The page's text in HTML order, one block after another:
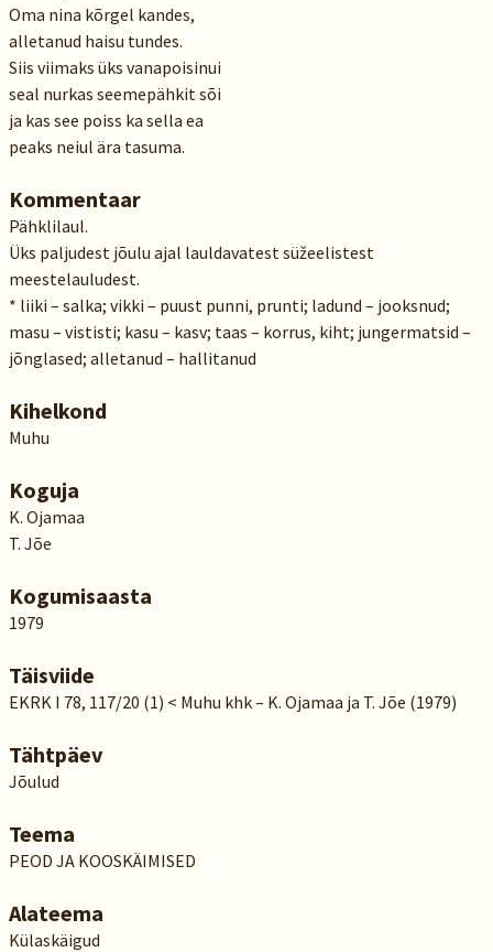
Oma nina kõrgel kandes,
alletanud haisu tundes.
Siis viimaks üks vanapoisinui
seal nurkas seemepähkit sõi
ja kas see poiss ka sella ea
peaks neiul ära tasuma.
Kommentaar
Pähklilaul.
Üks paljudest jõulu ajal lauldavatest süžeelistest
meestelauludest.
* liiki – salka; vikki – puust punni, prunti; ladund – jooksnud;
masu – vististi; kasu – kasv; taas – korrus, kiht; jungermatsid –
jõnglased; alletanud – hallitanud
Kihelkond
Muhu
Koguja
K. Ojamaa
T. Jõe
Kogumisaasta
1979
Täisviide
EKRK I 78, 117/20 (1) < Muhu khk – K. Ojamaa ja T. Jõe (1979)
Tähtpäev
Jõulud
Teema
PEOD JA KOOSKÄIMISED
Alateema
Külaskäigud